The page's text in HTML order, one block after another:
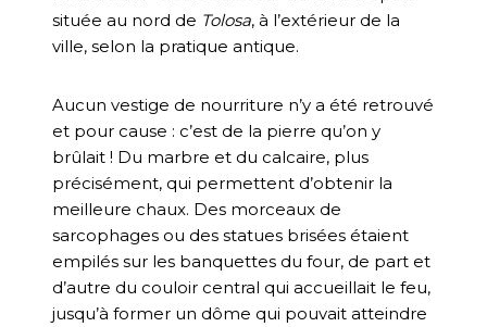
située au nord de Tolosa, à l’extérieur de la
ville, selon la pratique antique.
Aucun vestige de nourriture n’y a été retrouvé
et pour cause : c’est de la pierre qu’on y
brûlait ! Du marbre et du calcaire, plus
précisément, qui permettent d’obtenir la
meilleure chaux. Des morceaux de
sarcophages ou des statues brisées étaient
empilés sur les banquettes du four, de part et
d’autre du couloir central qui accueillait le feu,
jusqu’à former un dôme qui pouvait atteindre